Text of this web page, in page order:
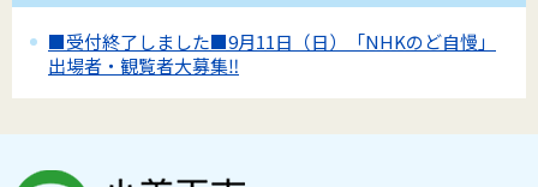
■受付終了しました■9月11日（日）「NHKのど自慢」
出場者・観覧者大募集‼